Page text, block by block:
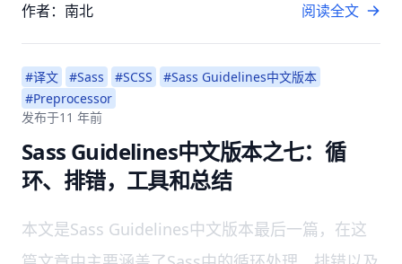
作者：南北 阅读全文
#译文 #Sass #SCSS
#Sass Guidelines中文版本
#Preprocessor
发布于11 年前
Sass Guidelines中文版本之七：循
环、排错，工具和总结
本文是Sass Guidelines中文版本最后一篇，在这